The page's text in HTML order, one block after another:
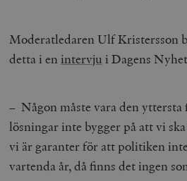
Moderatledaren Ulf Kristersson
detta i enintervju i Dagens
– Någon måste vara den yttersta
lösningar inte bygger på att vi
vi är garanter för att politiken
vartenda år, då finns det ingen